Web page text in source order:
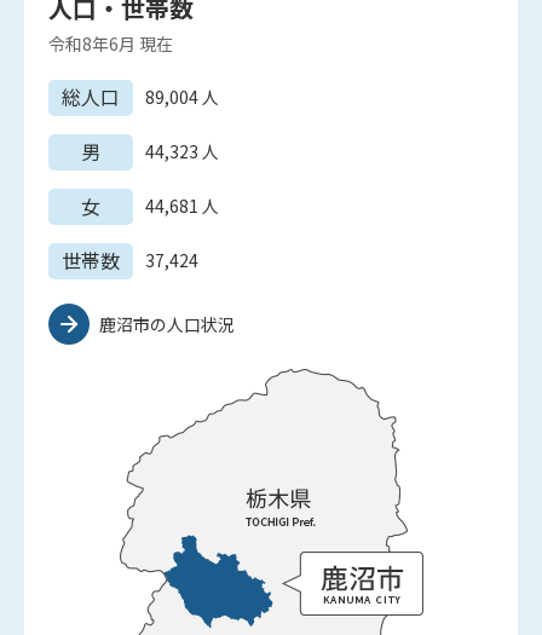
人口・世帯数
令和8年6月 現在
総人口 89,004人
男 44,323 人
女 44,681 人
世帯数 37,424
鹿沼市の人口状況